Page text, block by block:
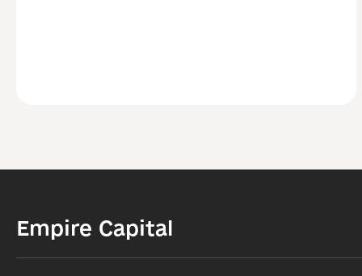
Empire Capital